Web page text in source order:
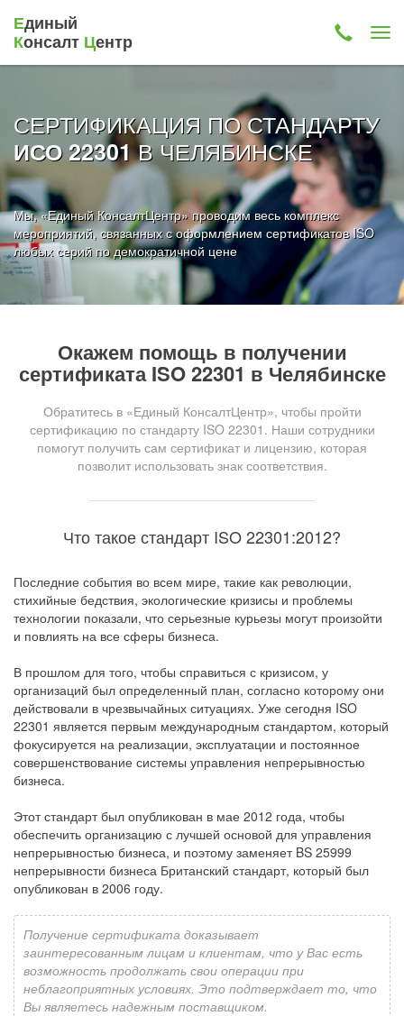
Единый
Консалт Центр
СЕРТИФИКАЦИЯ ПО СТАНДАРТУ
ИСО 22301В ЧЕЛЯБИНСКЕ
Мы, «Единый КонсалтЦентр» проводим весь комплекс
мероприятий, связанных с оформлением сертификатов ISO
любых серий по демократичной цене
Окажем помощь в получении
сертификата ISO 22301 в Челябинске
Обратитесь в «Единый КонсалтЦентр», чтобы пройти
сертификацию по стандарту ISO 22301. Наши сотрудники
помогут получить сам сертификат и лицензию, которая
позволит использовать знак соответствия.
Что такое стандарт ISO 22301:2012?
Последние события во всем мире, такие как революции,
стихийные бедствия, экологические кризисы и проблемы
технологии показали, что серьезные курьезы могут произойти
и повлиять на все сферы бизнеса.
В прошлом для того, чтобы справиться с кризисом, у
организаций был определенный план, согласно которому они
действовали в чрезвычайных ситуациях. Уже сегодня ISO
22301 является первым международным стандартом, который
фокусируется на реализации, эксплуатации и постоянное
совершенствование системы управления непрерывностью
бизнеса.
Этот стандарт был опубликован в мае 2012 года, чтобы
обеспечить организацию с лучшей основой для управления
непрерывностью бизнеса, и поэтому заменяет BS 25999
непрерывности бизнеса Британский стандарт, который был
опубликован в 2006 году.
Получение сертификата доказывает
заинтересованным лицам и клиентам, что у Вас есть
возможность продолжать свои операции при
неблагоприятных условиях. Это подтверждает то, что
Вы являетесь надежным поставщиком.